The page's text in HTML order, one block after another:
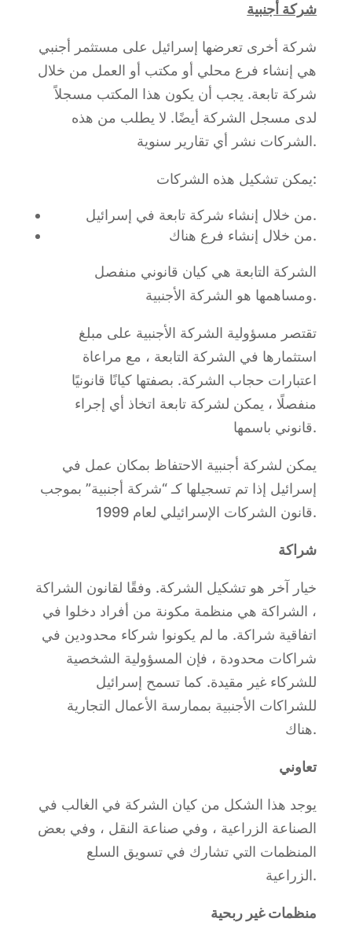
شركة أجنبية
شركة أخرى تعرضها إسرائيل على مستثمر أجنبي
هي إنشاء فرع محلي أو مكتب أو العمل من خلال
شركة تابعة. يجب أن يكون هذا المكتب مسجلاً
لدى مسجل الشركة أيضًا. لا يطلب من هذه
الشركات نشر أي تقارير سنوية.
يمكن تشكيل هذه الشركات:
من خلال إنشاء شركة تابعة في إسرائيل.
من خلال إنشاء فرع هناك.
الشركة التابعة هي كيان قانوني منفصل
ومساهمها هو الشركة الأجنبية.
تقتصر مسؤولية الشركة الأجنبية على مبلغ
استثمارها في الشركة التابعة ، مع مراعاة
اعتبارات حجاب الشركة. بصفتها كيانًا قانونيًا
منفصلًا ، يمكن لشركة تابعة اتخاذ أي إجراء
قانوني باسمها.
يمكن لشركة أجنبية الاحتفاظ بمكان عمل في
إسرائيل إذا تم تسجيلها كـ “شركة أجنبية” بموجب
قانون الشركات الإسرائيلي لعام 1999.
شراكة
خيار آخر هو تشكيل الشركة. وفقًا لقانون الشراكة
، الشراكة هي منظمة مكونة من أفراد دخلوا في
اتفاقية شراكة. ما لم يكونوا شركاء محدودين في
شراكات محدودة ، فإن المسؤولية الشخصية
للشركاء غير مقيدة. كما تسمح إسرائيل
للشراكات الأجنبية بممارسة الأعمال التجارية
هناك.
تعاوني
يوجد هذا الشكل من كيان الشركة في الغالب في
الصناعة الزراعية ، وفي صناعة النقل ، وفي بعض
المنظمات التي تشارك في تسويق السلع
الزراعية.
منظمات غير ربحية